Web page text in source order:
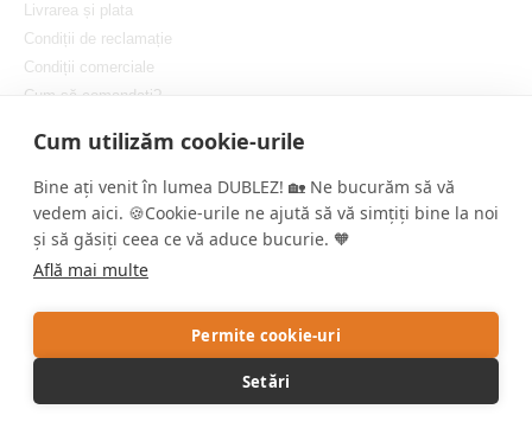
Cum utilizăm cookie-urile
Bine ați venit în lumea DUBLEZ! 🏡 Ne bucurăm să vă
vedem aici. 🍪Cookie-urile ne ajută să vă simțiți bine la noi
și să găsiți ceea ce vă aduce bucurie. 🧡
Află mai multe
Permite cookie-uri
Setări
Livrarea și plata
Condiții de reclamație
Condiții comerciale
Cum să comandați?
Setați cookie-urile
Copyright © DUBLEZ 2026 | Toate drepturile rezervate
Crearea magazinelor online performante de către
Acest site este protejat de reCAPTCHA, iar Google aplică
Politica de